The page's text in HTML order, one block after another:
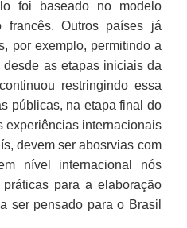
foi baseado no modelo
francês. Outros países já
por exemplo, permitindo a
desde as etapas iniciais da
restringindo essa
públicas, na etapa final do
experiências internacionais
devem ser abosrvias com
nível internacional nós
para a elaboração
ser pensado para o Brasil